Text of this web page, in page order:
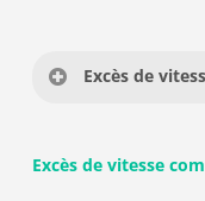
MesuresExcès de
Article du code de
Excès de vitesse